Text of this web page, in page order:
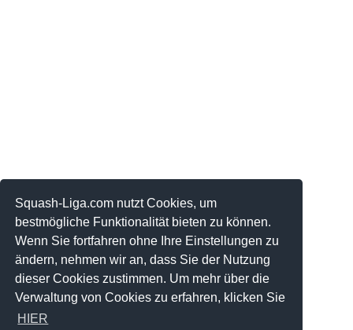
Squash-Liga.com nutzt Cookies, um
bestmögliche Funktionalität bieten zu können.
Wenn Sie fortfahren ohne Ihre Einstellungen zu
ändern, nehmen wir an, dass Sie der Nutzung
dieser Cookies zustimmen. Um mehr über die
Verwaltung von Cookies zu erfahren, klicken Sie
HIER